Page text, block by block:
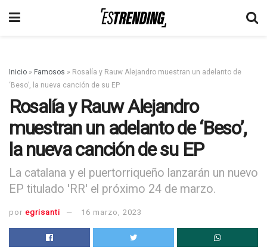
Inicio » Famosos » Rosalía y Rauw Alejandro muestran un adelanto de
‘Beso’, la nueva canción de su EP
Rosalía y Rauw Alejandro
muestran un adelanto de ‘Beso’,
la nueva canción de su EP
La catalana y el puertorriqueño lanzarán un nuevo
EP titulado 'RR' el próximo 24 de marzo.
por egrisanti 16 marzo, 2023